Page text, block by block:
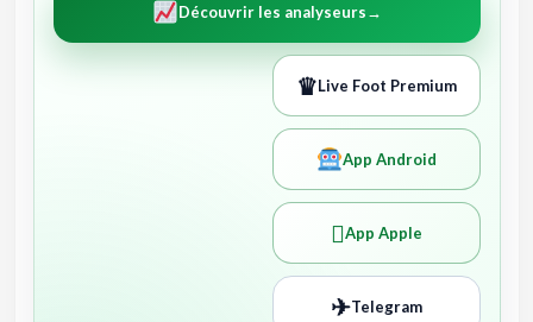
Découvrir les analyseurs→
♛Live Foot Premium
App Android
App Apple
✈Telegram